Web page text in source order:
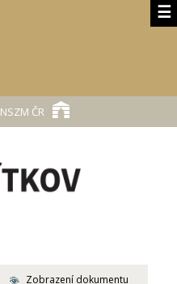
☰
NSZM ČR
Zobrazení dokumentu